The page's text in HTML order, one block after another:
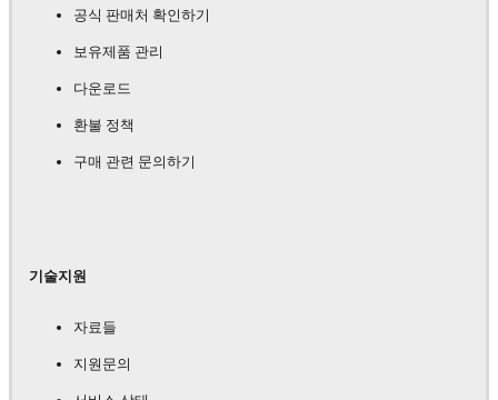
공식 판매처 확인하기
보유제품 관리
다운로드
환불 정책
구매 관련 문의하기
기술지원
자료들
지원문의